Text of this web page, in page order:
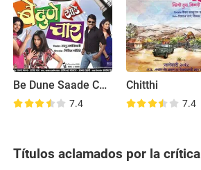
Be Dune Saade Chaar
7.4
Chitthi
7.4
Títulos aclamados por la crítica